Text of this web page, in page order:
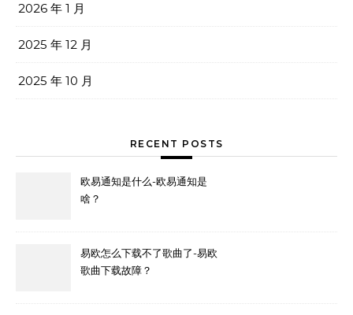
2026 年 1 月
2025 年 12 月
2025 年 10 月
RECENT POSTS
欧易通知是什么-欧易通知是
啥？
易欧怎么下载不了歌曲了-易欧
歌曲下载故障？